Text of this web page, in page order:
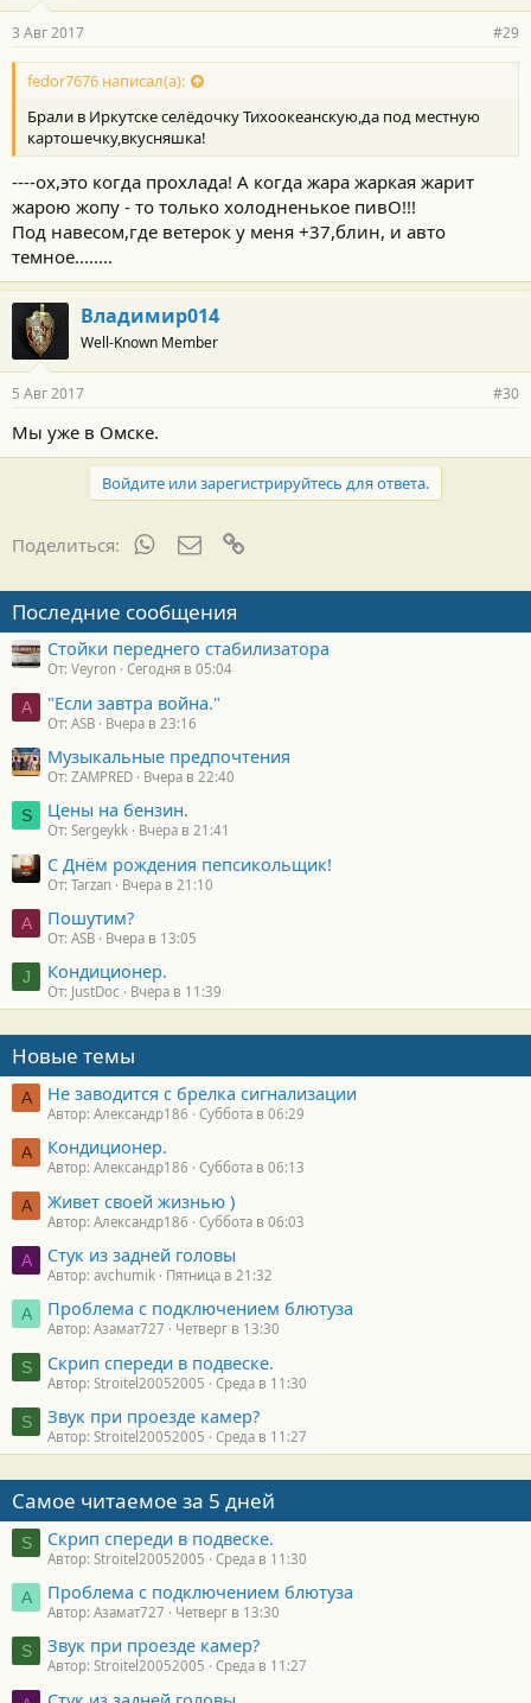
3 Авг 2017 #29
fedor7676 написал(а):
Брали в Иркутске селёдочку Тихоокеанскую,да под местную
картошечку,вкусняшка!
----ох,это когда прохлада! А когда жара жаркая жарит
жарою жопу - то только холодненькое пивО!!!
Под навесом,где ветерок у меня +37,блин, и авто
темное........
Владимир014
Well-Known Member
5 Авг 2017 #30
Мы уже в Омске.
Войдите или зарегистрируйтесь для ответа.
Поделиться: WhatsAppЭлектронная почта
Последние сообщения
Стойки переднего стабилизатора
От: Veyron Сегодня в 05:04
A "Если завтра война."
От: ASB Вчера в 23:16
Музыкальные предпочтения
От: ZAMPRED Вчера в 22:40
S Цены на бензин.
От: Sergeykk Вчера в 21:41
С Днём рождения пепсикольщик!
От: Tarzan Вчера в 21:10
A Пошутим?
От: ASB Вчера в 13:05
J Кондиционер.
От: JustDoc Вчера в 11:39
Новые темы
А Не заводится с брелка сигнализации
Автор: Александр186 Суббота в 06:29
А Кондиционер.
Автор: Александр186 Суббота в 06:13
А Живет своей жизнью )
Автор: Александр186 Суббота в 06:03
A Стук из задней головы
Автор: avchumik Пятница в 21:32
А Проблема с подключением блютуза
Автор: Азамат727 Четверг в 13:30
S Скрип спереди в подвеске.
Автор: Stroitel20052005 Среда в 11:30
S Звук при проезде камер?
Автор: Stroitel20052005 Среда в 11:27
Самое читаемое за 5 дней
S Скрип спереди в подвеске.
Автор: Stroitel20052005 Среда в 11:30
А Проблема с подключением блютуза
Автор: Азамат727 Четверг в 13:30
S Звук при проезде камер?
Автор: Stroitel20052005 Среда в 11:27